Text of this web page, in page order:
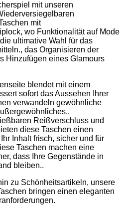
mit unseren
mit
wo Funktionalität auf Mode
ultimative Wahl für das
das Organisieren der
Hinzufügen eines Glamours
blendet mit einem
sofort das Aussehen Ihrer
verwandeln gewöhnliche
Reißverschluss und
diese Taschen einen
Inhalt frisch, sicher und für
Taschen machen eine
dass Ihre Gegenstände in
bleiben..
zu Schönheitsartikeln, unsere
bringen einen eleganten